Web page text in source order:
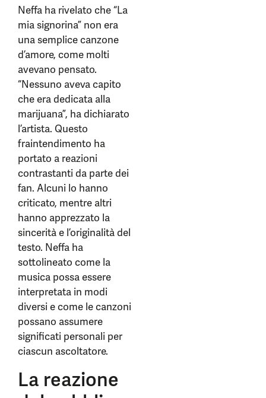
Neffa ha rivelato che “La
mia signorina” non era
una semplice canzone
d’amore, come molti
avevano pensato.
“Nessuno aveva capito
che era dedicata alla
marijuana”, ha dichiarato
l’artista. Questo
fraintendimento ha
portato a reazioni
contrastanti da parte dei
fan. Alcuni lo hanno
criticato, mentre altri
hanno apprezzato la
sincerità e l’originalità del
testo. Neffa ha
sottolineato come la
musica possa essere
interpretata in modi
diversi e come le canzoni
possano assumere
significati personali per
ciascun ascoltatore.
La reazione